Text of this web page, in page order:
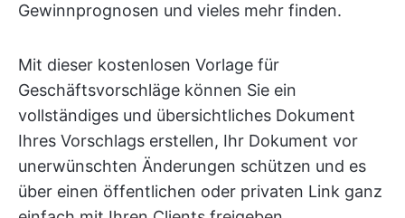
Gewinnprognosen und vieles mehr finden.
Mit dieser kostenlosen Vorlage für
Geschäftsvorschläge können Sie ein
vollständiges und übersichtliches Dokument
Ihres Vorschlags erstellen, Ihr Dokument vor
unerwünschten Änderungen schützen und es
über einen öffentlichen oder privaten Link ganz